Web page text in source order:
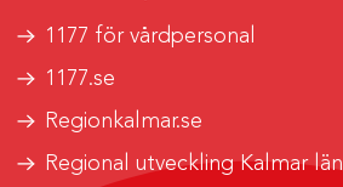
1177 för vårdpersonal
1177.se
Regionkalmar.se
Regional utveckling Kalmar län